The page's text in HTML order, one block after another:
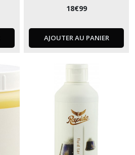
18€99
AJOUTER AU PANIER